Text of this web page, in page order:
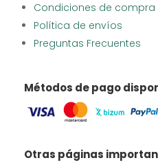
Condiciones de compra
Política de envíos
Preguntas Frecuentes
Métodos de pago
Otras páginas